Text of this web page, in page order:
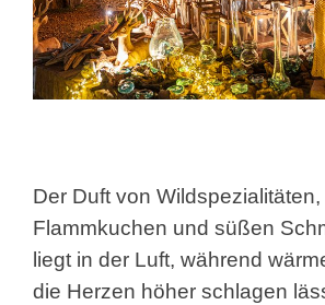
Der Duft von Wildspezialitäten,
Flammkuchen und süßen
liegt in der Luft, während
die Herzen höher schlagen